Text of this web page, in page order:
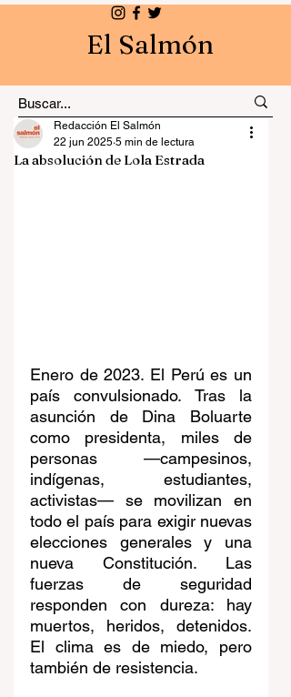
El Salmón
La absolución de Lola Estrada
Redacción El Salmón
22 jun 2025 5 min de lectura
Enero de 2023. El Perú es un
país convulsionado. Tras la
asunción de Dina Boluarte
como presidenta, miles de
personas —campesinos,
indígenas, estudiantes,
activistas— se movilizan en
todo el país para exigir nuevas
elecciones generales y una
nueva Constitución. Las
fuerzas de seguridad
responden con dureza: hay
muertos, heridos, detenidos.
El clima es de miedo, pero
también de resistencia.